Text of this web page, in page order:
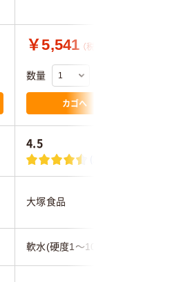
￥5,541 （税込）
数量
カゴへ
4.5
(32)
大塚食品
軟水(硬度1～100)